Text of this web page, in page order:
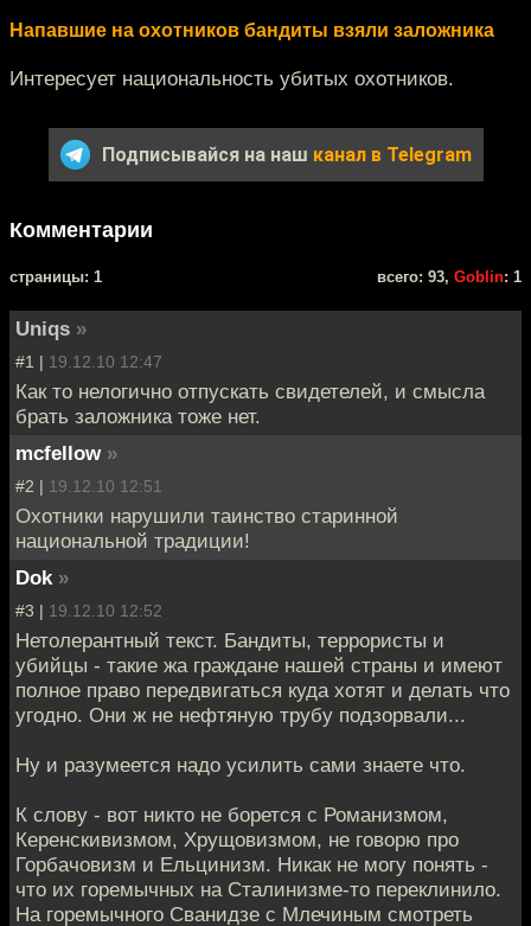
Напавшие на охотников бандиты взяли заложника
Интересует национальность убитых охотников.
Подписывайся на наш канал в Telegram
Комментарии
cтраницы: 1 всего: 93, Goblin: 1
Uniqs »
#1 | 19.12.10 12:47
Как то нелогично отпускать свидетелей, и смысла
брать заложника тоже нет.
mcfellow »
#2 | 19.12.10 12:51
Охотники нарушили таинство старинной
национальной традиции!
Dok »
#3 | 19.12.10 12:52
Нетолерантный текст. Бандиты, террористы и
убийцы - такие жа граждане нашей страны и имеют
полное право передвигаться куда хотят и делать что
угодно. Они ж не нефтяную трубу подзорвали...
Ну и разумеется надо усилить сами знаете что.
К слову - вот никто не борется с Романизмом,
Керенскивизмом, Хрущовизмом, не говорю про
Горбачовизм и Ельцинизм. Никак не могу понять -
что их горемычных на Сталинизме-то переклинило.
На горемычного Сванидзе с Млечиным смотреть